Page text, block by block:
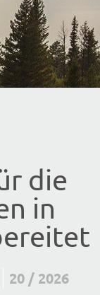
die
in
20 / 2026